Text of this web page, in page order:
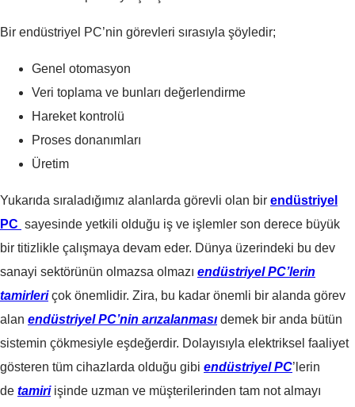
Bir endüstriyel PC’nin görevleri sırasıyla şöyledir;
Genel otomasyon
Veri toplama ve bunları değerlendirme
Hareket kontrolü
Proses donanımları
Üretim
Yukarıda sıraladığımız alanlarda görevli olan bir endüstriyel
PC sayesinde yetkili olduğu iş ve işlemler son derece büyük
bir titizlikle çalışmaya devam eder. Dünya üzerindeki bu dev
sanayi sektörünün olmazsa olmazı endüstriyel PC’lerin
tamirleriçok önemlidir. Zira, bu kadar önemli bir alanda görev
alan endüstriyel PC’nin arızalanması demek bir anda bütün
sistemin çökmesiyle eşdeğerdir. Dolayısıyla elektriksel faaliyet
gösteren tüm cihazlarda olduğu gibi endüstriyel PC’lerin
de tamiriişinde uzman ve müşterilerinden tam not almayı